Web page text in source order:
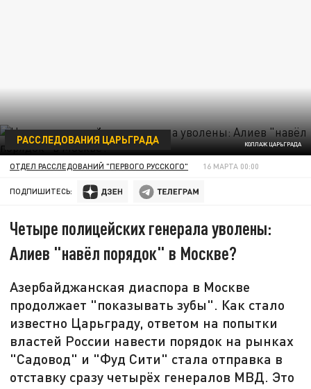
КОЛЛАЖ ЦАРЬГРАДА
РАССЛЕДОВАНИЯ ЦАРЬГРАДА
ОТДЕЛ РАССЛЕДОВАНИЙ "ПЕРВОГО РУССКОГО" 16 МАРТА 00:00
ПОДПИШИТЕСЬ:
Четыре полицейских генерала уволены:
Алиев "навёл порядок" в Москве?
Азербайджанская диаспора в Москве
продолжает "показывать зубы". Как стало
известно Царьграду, ответом на попытки
властей России навести порядок на рынках
"Садовод" и "Фуд Сити" стала отправка в
отставку сразу четырёх генералов МВД. Это